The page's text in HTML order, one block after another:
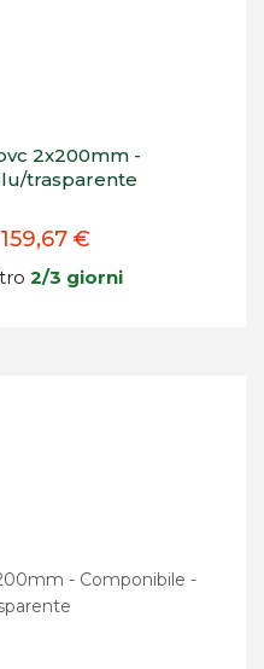
2x200mm -
trasparente
159,67 €
2/3 giorni